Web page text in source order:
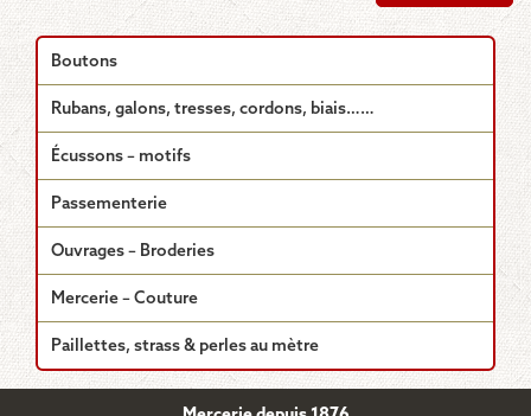
Boutons
Rubans, galons, tresses, cordons, biais……
Écussons – motifs
Passementerie
Ouvrages – Broderies
Mercerie – Couture
Paillettes, strass & perles au mètre